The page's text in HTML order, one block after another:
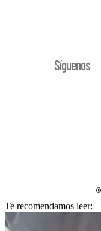
Síguenos
©
Te recomendamos leer: